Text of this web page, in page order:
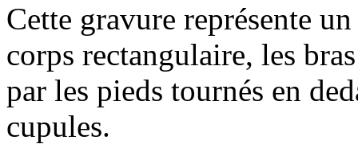
Cette gravure représente
corps rectangulaire, les
par les pieds tournés en
cupules.